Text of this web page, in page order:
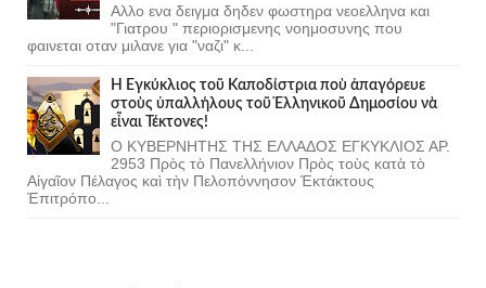
Αλλο ενα δειγμα δηδεν φωστηρα νεοελληνα και
"Γιατρου " περιορισμενης νοημοσυνης που
φαινεται οταν μιλανε για "ναζι" κ...
Ἡ Ἐγκύκλιος τοῦ Καποδίστρια ποὺ ἀπαγόρευε
στοὺς ὑπαλλήλους τοῦ Ἑλληνικοῦ Δημοσίου νὰ
εἶναι Τέκτονες!
Ο ΚΥΒΕΡΝΗΤΗΣ ΤΗΣ ΕΛΛΑΔΟΣ ΕΓΚΥΚΛΙΟΣ ΑΡ.
2953 Πρὸς τὸ Πανελλήνιον Πρὸς τοὺς κατὰ τὸ
Αἰγαῖον Πέλαγος καὶ τὴν Πελοπόννησον Ἐκτάκτους
Ἐπιτρόπο...